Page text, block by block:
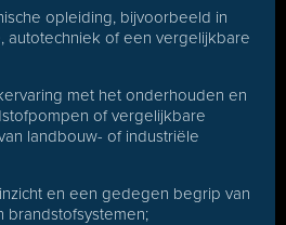
opleiding, bijvoorbeeld in
autotechniek of een vergelijkbare
met het onderhouden en
of vergelijkbare
landbouw- of industriële
en een gedegen begrip van
brandstofsystemen;